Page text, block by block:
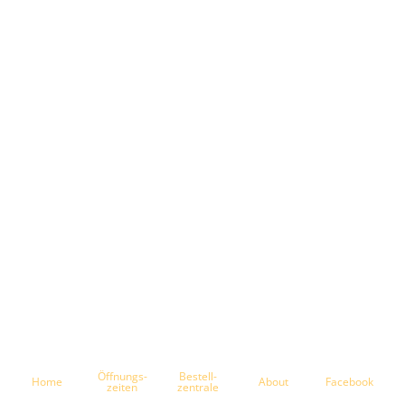
Home Öffnungs-
zeiten
Bestell-
zentrale About Facebook